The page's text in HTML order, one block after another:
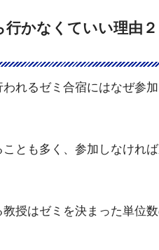
かなくていい理由
れるゼミ合宿にはなぜ参
とも多く、参加しなけれ
授はゼミを決まった単位